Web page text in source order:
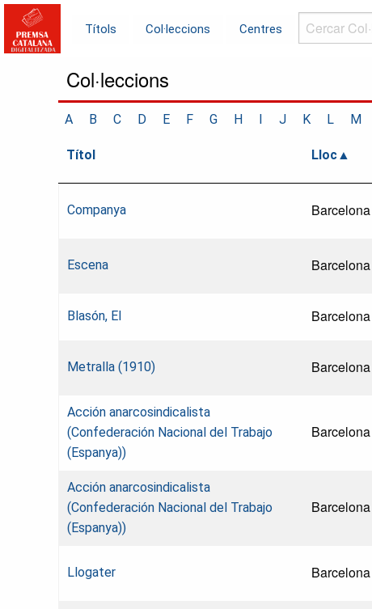
Títols Col·leccions Centres
Cercar
Col·leccions...
Col·leccions
A B C D E F G H I J K L M
Títol Lloc
Companya Barcelona
Escena Barcelona
Blasón, El Barcelona
Metralla (1910) Barcelona
Acción anarcosindicalista
(Confederación Nacional del Trabajo
(Espanya))
Barcelona
Acción anarcosindicalista
(Confederación Nacional del Trabajo
(Espanya))
Barcelona
Llogater Barcelona